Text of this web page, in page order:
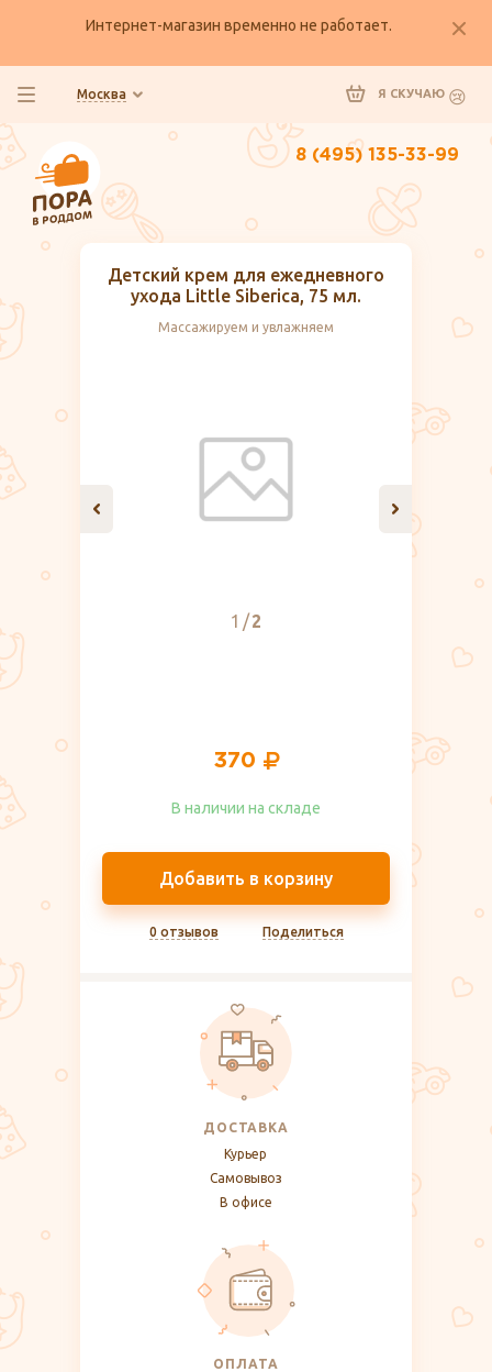
Интернет-магазин временно не работает.
Москва Я СКУЧАЮ
8 (495) 135-33-99
Детский крем для ежедневного
ухода Little Siberica, 75 мл.
Массажируем и увлажняем
1 2
370
В наличии на складе​
Добавить в корзину
0 отзывов Поделиться
ДОСТАВКА
Курьер
Самовывоз
В офисе
ОПЛАТА